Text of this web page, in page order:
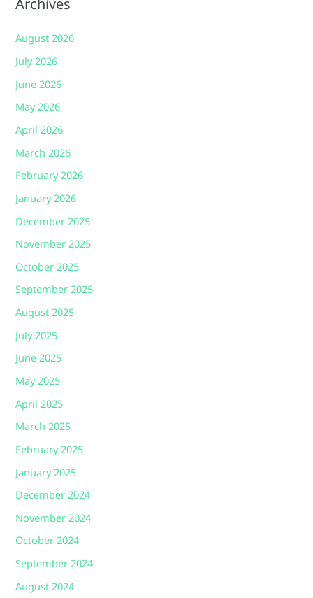
Archives
August 2026
July 2026
June 2026
May 2026
April 2026
March 2026
February 2026
January 2026
December 2025
November 2025
October 2025
September 2025
August 2025
July 2025
June 2025
May 2025
April 2025
March 2025
February 2025
January 2025
December 2024
November 2024
October 2024
September 2024
August 2024